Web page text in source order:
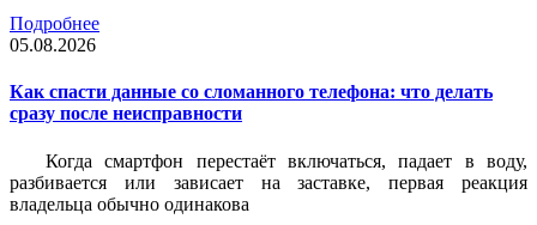
Подробнее
05.08.2026
Как спасти данные со сломанного телефона: что делать
сразу после неисправности
Когда смартфон перестаёт включаться, падает в воду,
разбивается или зависает на заставке, первая реакция
владельца обычно одинакова